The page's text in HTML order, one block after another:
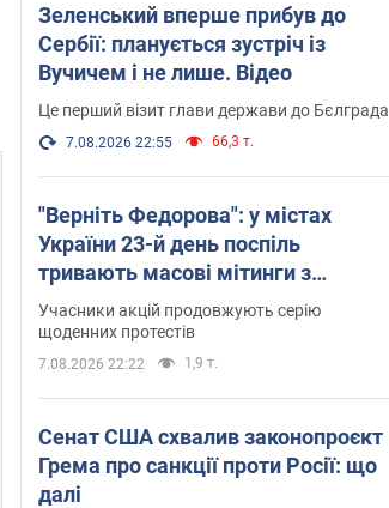
Зеленський вперше прибув до
Сербії: планується зустріч із
Вучичем і не лише. Відео
Це перший візит глави держави до Бєлграда
7.08.2026 22:55 66,3 т.
"Верніть Федорова": у містах
України 23-й день поспіль
тривають масові мітинги з
картонками. Фото і відео
Учасники акцій продовжують серію
щоденних протестів
7.08.2026 22:22 1,9 т.
Сенат США схвалив законопроєкт
Грема про санкції проти Росії: що
далі